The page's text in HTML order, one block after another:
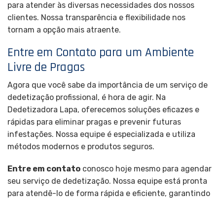
para atender às diversas necessidades dos nossos
clientes. Nossa transparência e flexibilidade nos
tornam a opção mais atraente.
Entre em Contato para um Ambiente
Livre de Pragas
Agora que você sabe da importância de um serviço de
dedetização profissional, é hora de agir. Na
Dedetizadora Lapa, oferecemos soluções eficazes e
rápidas para eliminar pragas e prevenir futuras
infestações. Nossa equipe é especializada e utiliza
métodos modernos e produtos seguros.
Entre em contato conosco hoje mesmo para agendar
seu serviço de dedetização. Nossa equipe está pronta
para atendê-lo de forma rápida e eficiente, garantindo